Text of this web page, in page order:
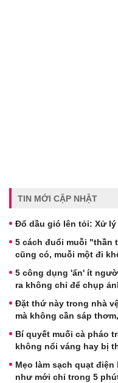
TIN MỚI CẬP NHẬT
Đổ dầu gió lên tỏi: Xử lý
5 cách đuổi muỗi "thần
cũng có, muỗi một đi
5 công dụng 'ẩn' ít
ra không chỉ để chụp
Đặt thứ này trong nhà
mà không cần sáp
Bí quyết muối cà pháo
không nổi váng hay bị
Mẹo làm sạch quạt
như mới chỉ trong 5